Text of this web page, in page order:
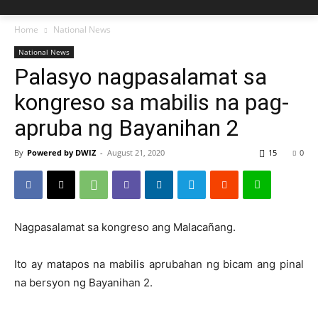
Home National News
National News
Palasyo nagpasalamat sa
kongreso sa mabilis na pag-
apruba ng Bayanihan 2
By Powered by DWIZ - August 21, 2020 0
15
Nagpasalamat sa kongreso ang Malacañang.
Ito ay matapos na mabilis aprubahan ng bicam ang pinal
na bersyon ng Bayanihan 2.